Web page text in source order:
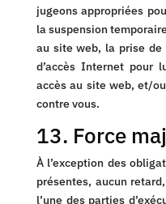
jugeons appropriées
la suspension
au site web, la prise de
d’accès Internet pour
accès au site web, et/
contre vous.
13. Force
À l’exception des
présentes, aucun
l’une des parties